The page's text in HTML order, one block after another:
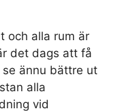
och alla rum är
det dags att få
ännu bättre ut
alla
vid